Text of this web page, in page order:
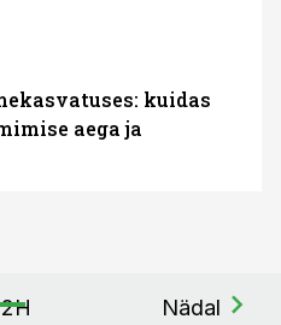
kuidas
aega ja
Nädal